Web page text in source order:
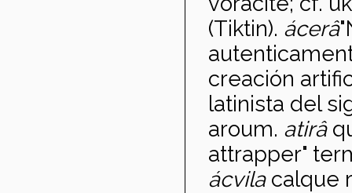
(Tiktin). ácerâ
creación
latinista del
aroum. atirâ
attrapper"
ácvila calque